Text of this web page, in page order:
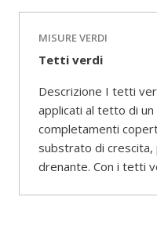
MISURE VERDI
Tetti verdi
Descrizione I tetti
applicati al tetto di
completamenti
substrato di
drenante. Con i tetti